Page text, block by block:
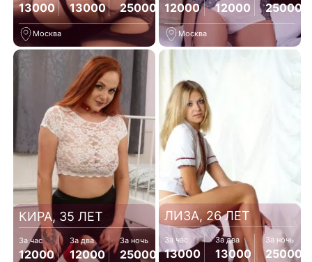
13000 13000 25000
Москва
12000 12000 25000
Москва
КИРА, 35 ЛЕТ
За час
12000
За два
12000
За ночь
25000
ЛИЗА, 26 ЛЕТ
За час
13000
За два
13000
За ночь
25000